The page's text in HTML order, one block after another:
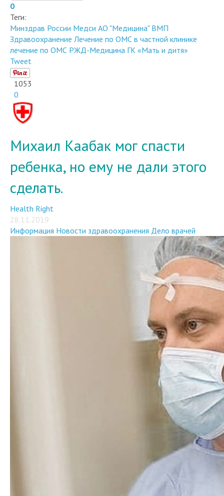
0
Теги:
Минздрав России Медси АО "Медицина" ВМП
Здравоохранение Лечение по ОМС в частной клинике
лечение по ОМС РЖД-Медицина ГК «Мать и дитя»
Tweet
1053
0
Михаил Каабак мог спасти
ребенка, но ему не дали этого
сделать.
Health Right
28.11.2019
Информация Новости здравоохранения Дело врачей